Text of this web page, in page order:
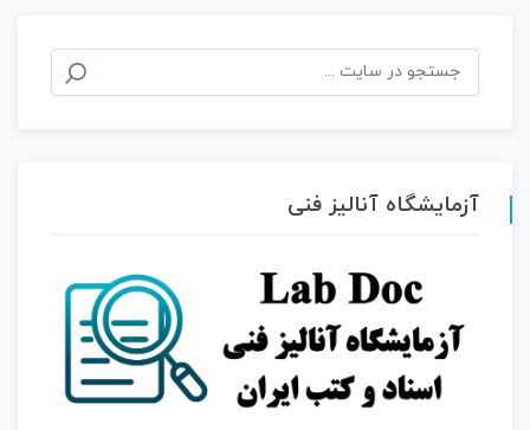
جستجو
برای:
آزمایشگاه آنالیز فنی